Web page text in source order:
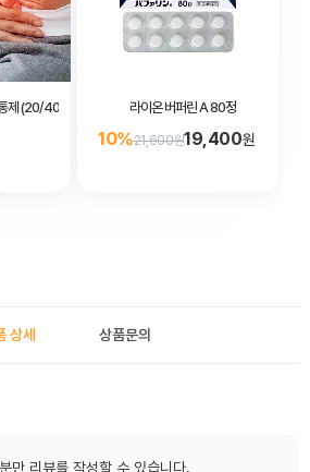
제 (20/40정) 두통 생리통라이온 버퍼린 A 80정
10%21,600원19,400원
상세 상품문의
만 리뷰를 작성할 수 있습니다.